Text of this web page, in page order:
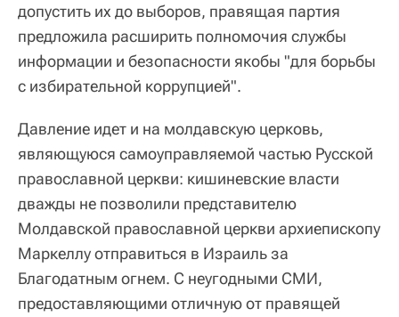
допустить их до выборов, правящая партия
предложила расширить полномочия службы
информации и безопасности якобы "для борьбы
с избирательной коррупцией".
Давление идет и на молдавскую церковь,
являющуюся самоуправляемой частью Русской
православной церкви: кишиневские власти
дважды не позволили представителю
Молдавской православной церкви архиепископу
Маркеллу отправиться в Израиль за
Благодатным огнем. С неугодными СМИ,
предоставляющими отличную от правящей